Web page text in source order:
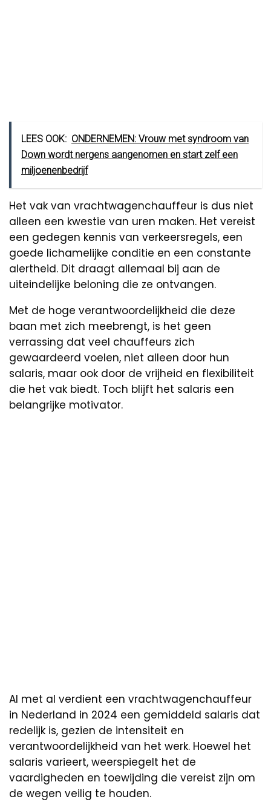
LEES OOK: ONDERNEMEN: Vrouw met syndroom van
Down wordt nergens aangenomen en start zelf een
miljoenenbedrijf
Het vak van vrachtwagenchauffeur is dus niet
alleen een kwestie van uren maken. Het vereist
een gedegen kennis van verkeersregels, een
goede lichamelijke conditie en een constante
alertheid. Dit draagt allemaal bij aan de
uiteindelijke beloning die ze ontvangen.
Met de hoge verantwoordelijkheid die deze
baan met zich meebrengt, is het geen
verrassing dat veel chauffeurs zich
gewaardeerd voelen, niet alleen door hun
salaris, maar ook door de vrijheid en flexibiliteit
die het vak biedt. Toch blijft het salaris een
belangrijke motivator.
Al met al verdient een vrachtwagenchauffeur
in Nederland in 2024 een gemiddeld salaris dat
redelijk is, gezien de intensiteit en
verantwoordelijkheid van het werk. Hoewel het
salaris varieert, weerspiegelt het de
vaardigheden en toewijding die vereist zijn om
de wegen veilig te houden.